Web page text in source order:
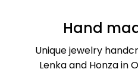
Hand
Unique jewelry
Lenka and Honza in